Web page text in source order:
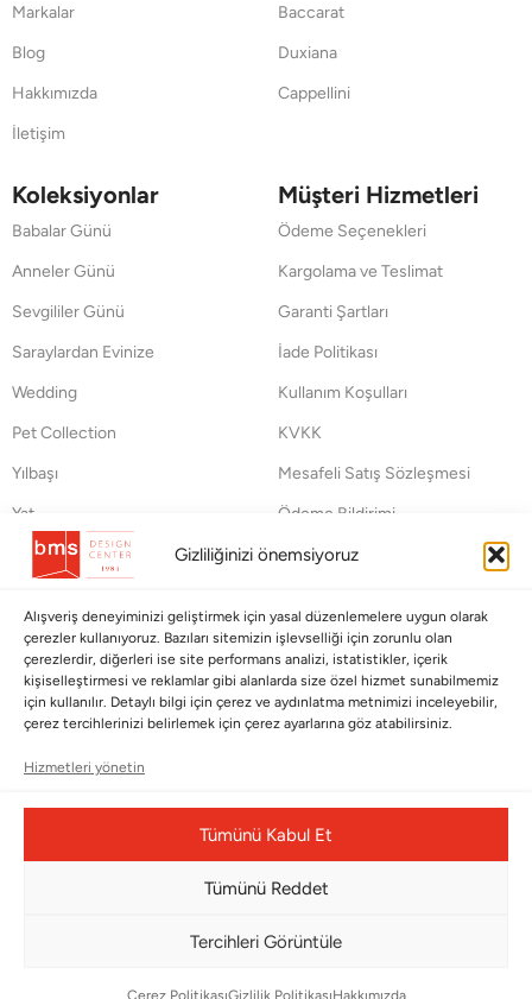
Gizliliğinizi önemsiyoruz
Alışveriş deneyiminizi geliştirmek için yasal düzenlemelere uygun olarak
çerezler kullanıyoruz. Bazıları sitemizin işlevselliği için zorunlu olan
çerezlerdir, diğerleri ise site performans analizi, istatistikler, içerik
kişiselleştirmesi ve reklamlar gibi alanlarda size özel hizmet sunabilmemiz
için kullanılır. Detaylı bilgi için çerez ve aydınlatma metnimizi inceleyebilir,
çerez tercihlerinizi belirlemek için çerez ayarlarına göz atabilirsiniz.
Hizmetleri yönetin
Tümünü Kabul Et
Tümünü Reddet
Tercihleri Görüntüle
Çerez PolitikasıGizlilik PolitikasıHakkımızda
Markalar
Blog
Hakkımızda
İletişim
Baccarat
Duxiana
Cappellini
Koleksiyonlar
Babalar Günü
Anneler Günü
Sevgililer Günü
Saraylardan Evinize
Wedding
Pet Collection
Yılbaşı
Yat
Müşteri Hizmetleri
Ödeme Seçenekleri
Kargolama ve Teslimat
Garanti Şartları
İade Politikası
Kullanım Koşulları
KVKK
Mesafeli Satış Sözleşmesi
Ödeme Bildirimi
Hata Bildirim Formu
BÜLTENİMİZE ABONE OLUN
Kayıt olun ve fırsatlardan ilk siz yararlanın!
Bültenimize Abone Olun